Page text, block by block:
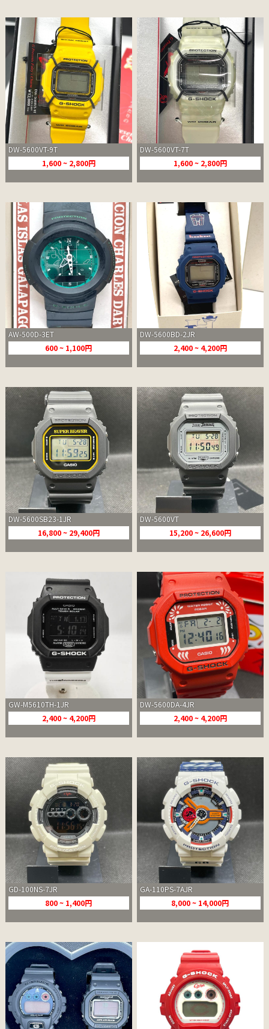
DW-5600VT-9T
1,600 ~ 2,800円
DW-5600VT-7T
1,600 ~ 2,800円
AW-500D-3ET
600 ~ 1,100円
DW-5600BD-2JR
2,400 ~ 4,200円
DW-5600SB23-1JR
16,800 ~ 29,400円
DW-5600VT
15,200 ~ 26,600円
GW-M5610TH-1JR
2,400 ~ 4,200円
DW-5600DA-4JR
2,400 ~ 4,200円
GD-100NS-7JR
800 ~ 1,400円
GA-110PS-7AJR
8,000 ~ 14,000円